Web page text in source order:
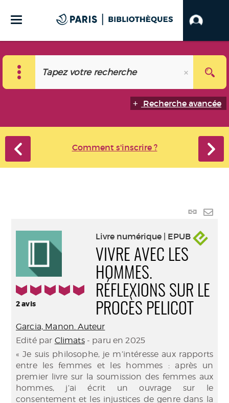
Recherche avancée
Comment s'inscrire ?
Lien
5/5
2avis
Livre numérique | EPUB
VIVRE AVEC LES
HOMMES.
RÉFLEXIONS SUR LE
PROCÈS PELICOT
Garcia, Manon. Auteur
Edité par Climats- paru en 2025
« Je suis philosophe, je m’intéresse aux rapports
entre les femmes et les hommes : après un
premier livre sur la soumission des femmes aux
hommes, j’ai écrit un ouvrage sur le
consentement et les injustices de genre dans la